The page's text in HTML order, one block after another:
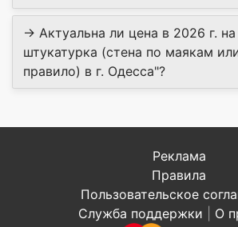
→ Актуальна ли цена в 2026 г.
штукатурка (стена по маякам
правило) в г. Одесса"?
Реклама
Правила
Пользовательское
Служба поддержки
О